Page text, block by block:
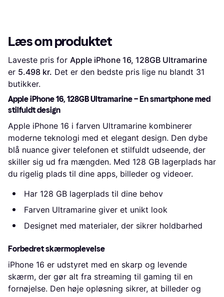
Læs om produktet
Laveste pris for Apple iPhone 16, 128GB Ultramarine
er 5.498 kr. Det er den bedste pris lige nu blandt 31
butikker.
Apple iPhone 16, 128GB Ultramarine – En smartphone med
stilfuldt design
Apple iPhone 16 i farven Ultramarine kombinerer
moderne teknologi med et elegant design. Den dybe
blå nuance giver telefonen et stilfuldt udseende, der
skiller sig ud fra mængden. Med 128 GB lagerplads har
du rigelig plads til dine apps, billeder og videoer.
Har 128 GB lagerplads til dine behov
Farven Ultramarine giver et unikt look
Designet med materialer, der sikrer holdbarhed
Forbedret skærmoplevelse
iPhone 16 er udstyret med en skarp og levende
skærm, der gør alt fra streaming til gaming til en
fornøjelse. Den høje opløsning sikrer, at billeder og